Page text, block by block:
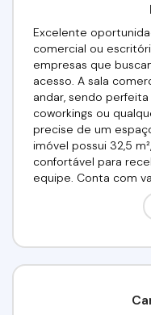
Excelente
comercial ou
empresas que
acesso. A sala
andar, sendo
coworkings ou
precise de um
imóvel possui 32,5
confortável para
equipe. Conta com
rotativas, garantindo
trabalha no local.
2565Imobiliária Alfa